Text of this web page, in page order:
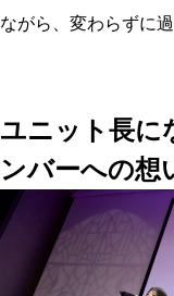
ながら、変わらずに
ユニット長に
ンバーへの想